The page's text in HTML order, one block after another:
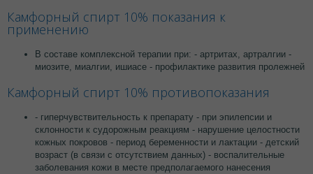
Камфорный спирт 10% показания к
применению
В составе комплексной терапии при: - артритах, артралгии -
миозите, миалгии, ишиасе - профилактике развития пролежней
Камфорный спирт 10% противопоказания
- гиперчувствительность к препарату - при эпилепсии и
склонности к судорожным реакциям - нарушение целостности
кожных покровов - период беременности и лактации - детский
возраст (в связи с отсутствием данных) - воспалительные
заболевания кожи в месте предполагаемого нанесения